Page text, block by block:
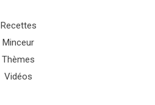
Recettes
Minceur
Thèmes
Vidéos